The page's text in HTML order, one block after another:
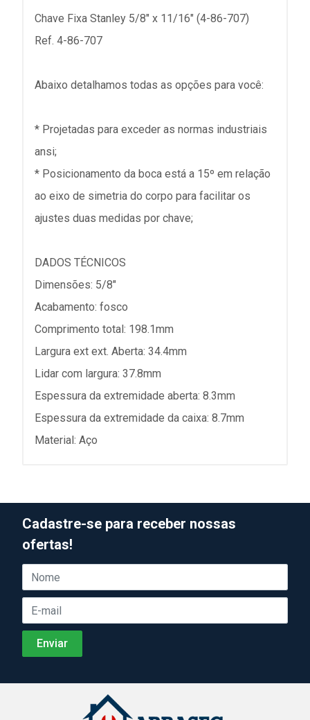
Chave Fixa Stanley 5/8" x 11/16" (4-86-707)
Ref. 4-86-707
Abaixo detalhamos todas as opções para você:
* Projetadas para exceder as normas industriais
ansi;
* Posicionamento da boca está a 15º em relação
ao eixo de simetria do corpo para facilitar os
ajustes duas medidas por chave;
DADOS TÉCNICOS
Dimensões: 5/8"
Acabamento: fosco
Comprimento total: 198.1mm
Largura ext ext. Aberta: 34.4mm
Lidar com largura: 37.8mm
Espessura da extremidade aberta: 8.3mm
Espessura da extremidade da caixa: 8.7mm
Material: Aço
Cadastre-se para receber nossas
ofertas!